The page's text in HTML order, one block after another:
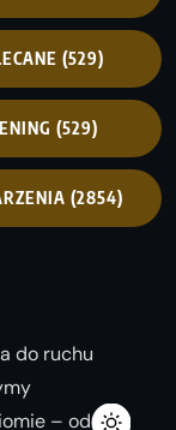
(529)
(529)
(2854)
do ruchu
– od